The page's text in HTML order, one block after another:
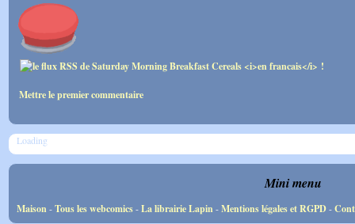
Mettre le premier commentaire
Loading
Mini menu
Maison-Tous les webcomics-La librairie Lapin-Mentions légales et RGPD-